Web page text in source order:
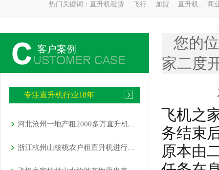
热门关键词： 直升机租赁 飞行 加盟 直升机 商
客户案例
专注直升机行业18年
河北沧州一地产租2000多万直升机免费空中看房
浙江杭州山核桃农户租直升机进行农林喷洒作业
您的
家二度
飞机之
务结束
原本由